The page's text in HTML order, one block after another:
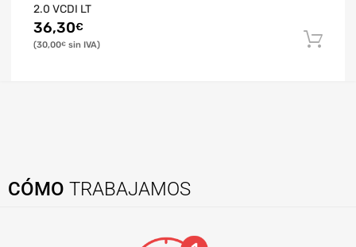
2.0 VCDI LT
36,30€
30,00€
CÓMO TRABAJAMOS